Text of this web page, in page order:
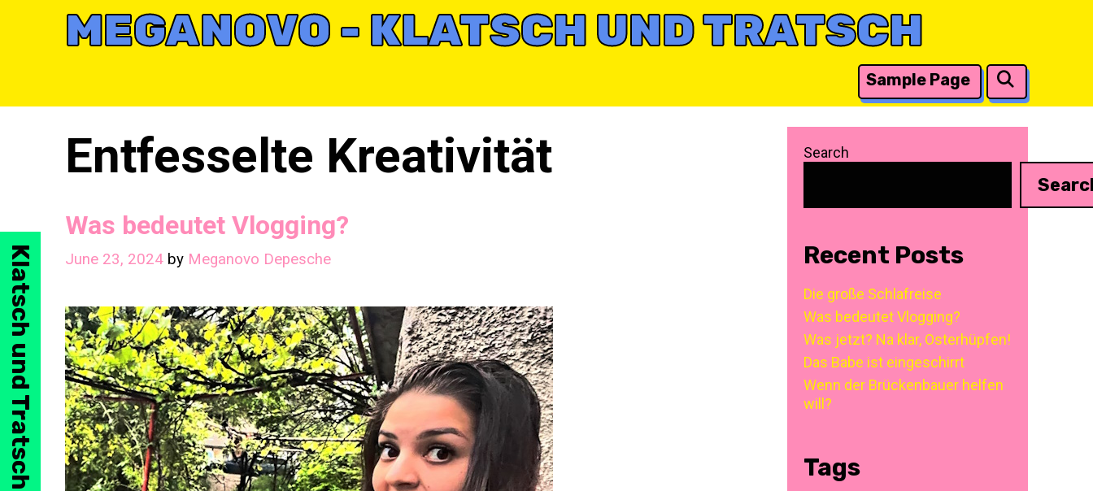
MEGANOVO - KLATSCH UND TRATSCH
Sample Page
Entfesselte Kreativität
Was bedeutet Vlogging?
June 23, 2024 by Meganovo Depesche
Search
Recent Posts
Die große Schlafreise
Was bedeutet Vlogging?
Was jetzt? Na klar, Osterhüpfen!
Das Babe ist eingeschirrt
Wenn der Brückenbauer helfen
will?
Tags
Klatsch und Tratsch